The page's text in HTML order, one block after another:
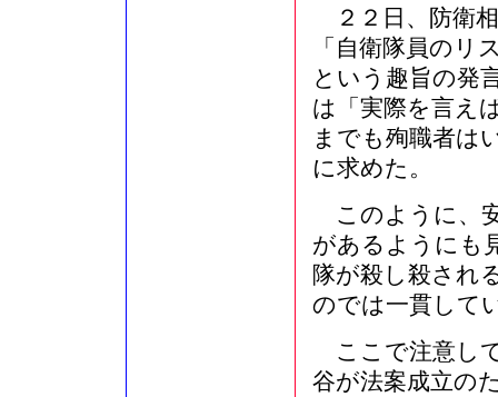
２２日、防衛
「自衛隊員のリ
という趣旨の発
は「実際を言え
までも殉職者は
に求めた。
このように、
があるようにも
隊が殺し殺され
のでは一貫して
ここで注意し
谷が法案成立の